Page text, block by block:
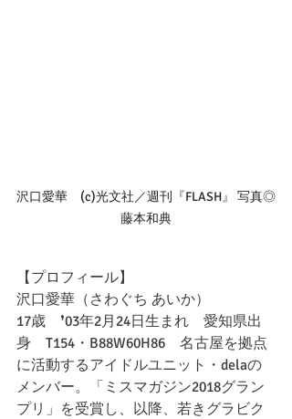
沢口愛華　(c)光文社／週刊『FLASH』 写真◎
藤本和典
【プロフィール】
沢口愛華（さわぐち あいか）
17歳　❜03年2月24日生まれ　愛知県出
身　T154・B88W60H86　名古屋を拠点
に活動するアイドルユニット・delaの
メンバー。「ミスマガジン2018グラン
プリ」を受賞し、以降、若きグラビク